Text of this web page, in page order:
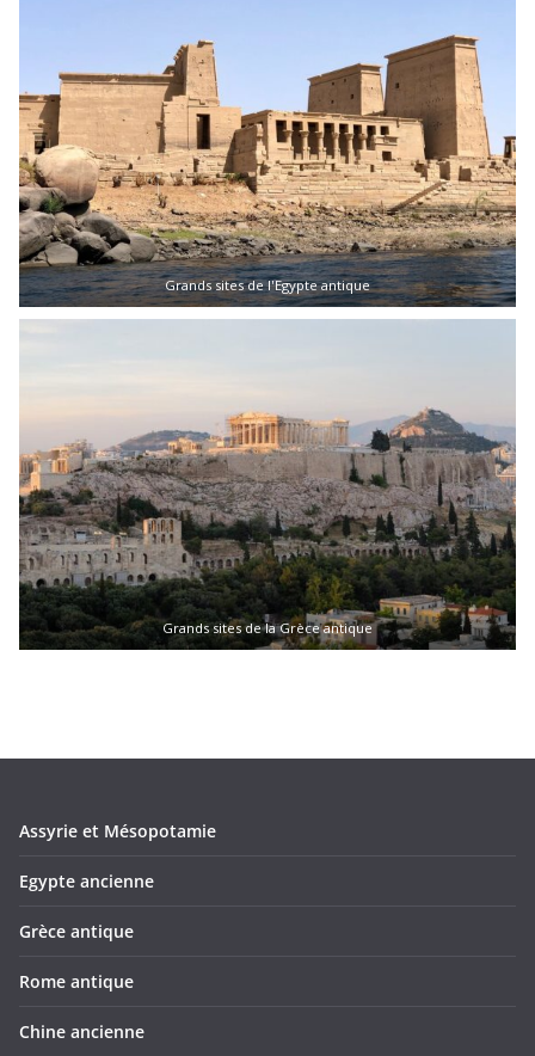
Grands sites de l'Egypte antique
Grands sites de la Grèce antique
Assyrie et Mésopotamie
Egypte ancienne
Grèce antique
Rome antique
Chine ancienne